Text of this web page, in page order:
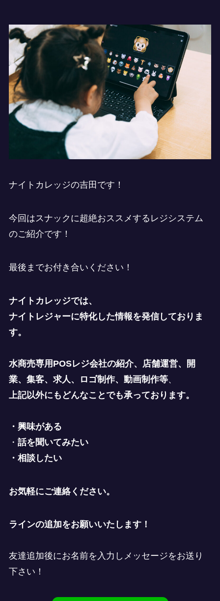
ナイトカレッジの吉田です！
今回はスナックに超絶おススメするレジシステム
のご紹介です！
最後までお付き合いください！
ナイトカレッジでは、
ナイトレジャーに特化した情報を発信しておりま
す。
水商売専用POSレジ会社の紹介、店舗運営、開
業、集客、求人、ロゴ制作、動画制作等、
上記以外にもどんなことでも承っております。
・興味がある
・ 話を聞いてみたい
・相談したい
お気軽にご連絡ください。
ラインの追加をお願いいたします！
友達追加後にお名前を入力しメッセージをお送り
下さい！